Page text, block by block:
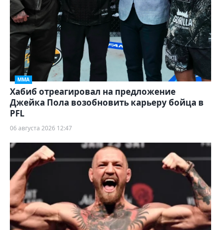
ММА
Хабиб отреагировал на предложение
Джейка Пола возобновить карьеру бойца в
PFL
06 августа 2026 12:47